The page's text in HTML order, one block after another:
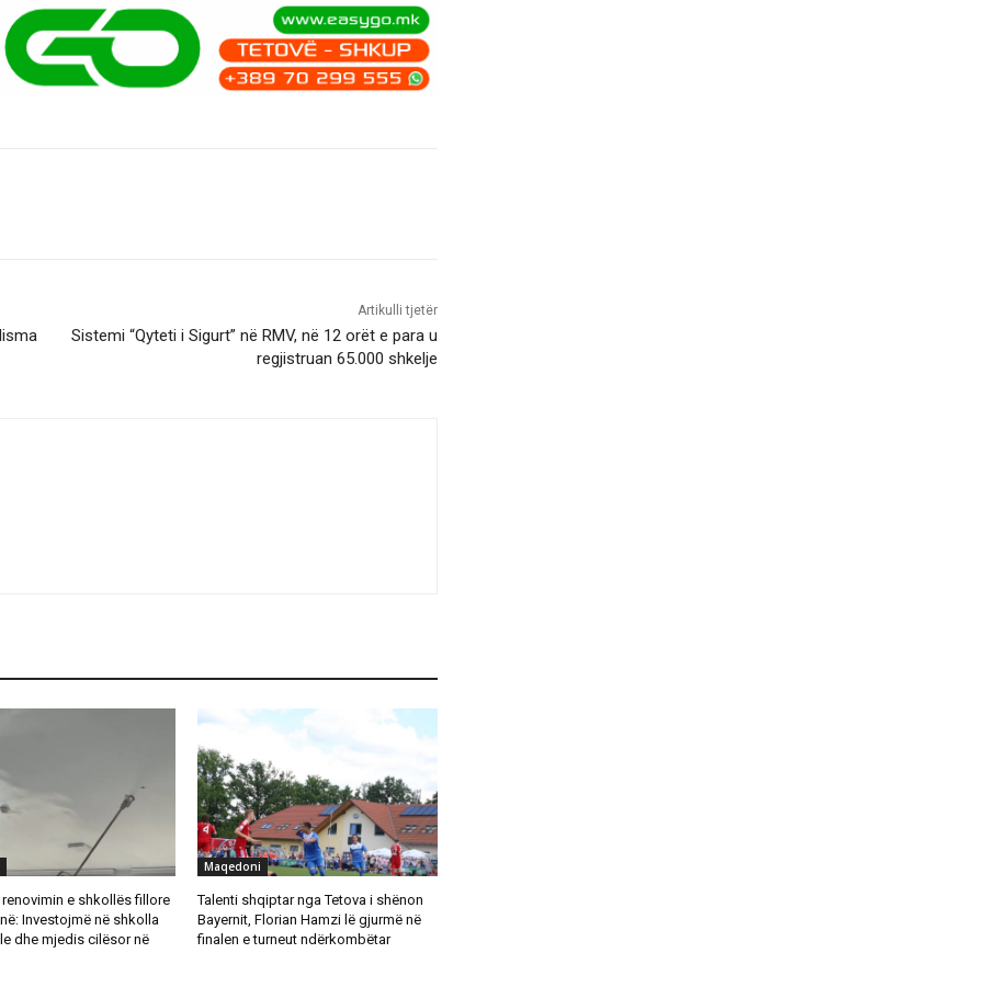
Artikulli tjetër
Sistemi “Qyteti i Sigurt” në RMV, në 12 orët e para u
regjistruan 65.000 shkelje
e shkollës fillore
Investojmë në shkolla
dhe mjedis cilësor në
Maqedoni
Talenti shqiptar nga Tetova i shënon
Bayernit, Florian Hamzi lë gjurmë në
finalen e turneut ndërkombëtar